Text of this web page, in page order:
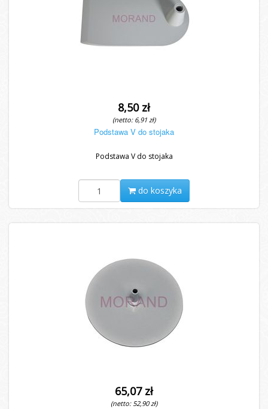
8,50 zł
(netto: 6,91 zł)
Podstawa V do stojaka
Podstawa V do stojaka
do koszyka
65,07 zł
(netto: 52,90 zł)